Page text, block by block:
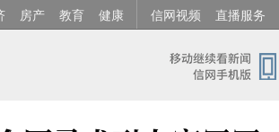
房产 教育 健康 信网视频 直播服务